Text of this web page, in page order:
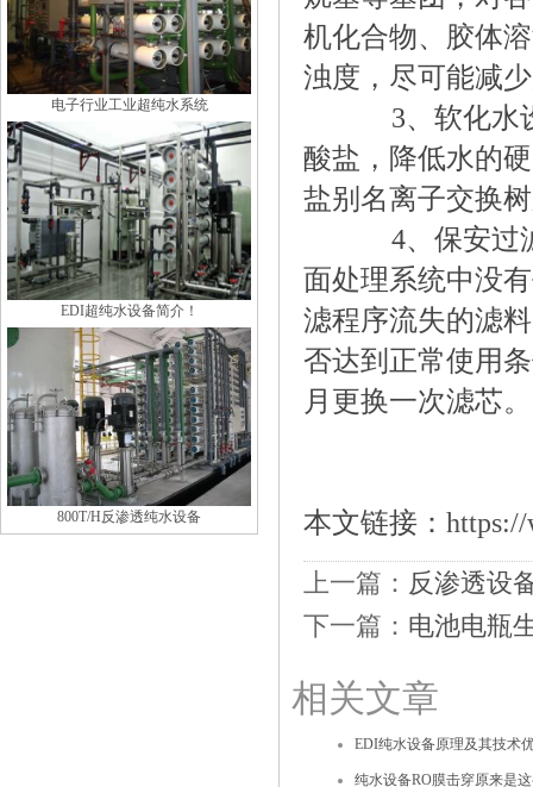
电子行业工业超纯水系统
EDI超纯水设备简介！
800T/H反渗透纯水设备
机化合物、胶体
浊度，尽可能减
3、软化水设
酸盐，降低水的
盐别名离子交换
4、保安过滤
面处理系统中没
滤程序流失的滤
否达到正常使用
月更换一次滤芯。
本文链接：
上一篇： 反渗透设
下一篇： 电池电瓶
相关文章
EDI纯水设备原理及其技术
纯水设备RO膜击穿原来是